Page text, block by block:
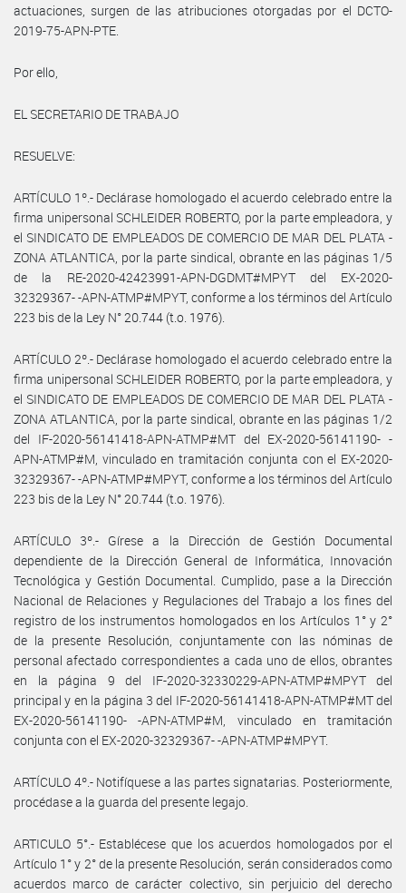
actuaciones, surgen de las atribuciones otorgadas por el DCTO-
2019-75-APN-PTE.
Por ello,
EL SECRETARIO DE TRABAJO
RESUELVE:
ARTÍCULO 1º.- Declárase homologado el acuerdo celebrado entre la
firma unipersonal SCHLEIDER ROBERTO, por la parte empleadora, y
el SINDICATO DE EMPLEADOS DE COMERCIO DE MAR DEL PLATA -
ZONA ATLANTICA, por la parte sindical, obrante en las páginas 1/5
de la RE-2020-42423991-APN-DGDMT#MPYT del EX-2020-
32329367- -APN-ATMP#MPYT, conforme a los términos del Artículo
223 bis de la Ley N° 20.744 (t.o. 1976).
ARTÍCULO 2º.- Declárase homologado el acuerdo celebrado entre la
firma unipersonal SCHLEIDER ROBERTO, por la parte empleadora, y
el SINDICATO DE EMPLEADOS DE COMERCIO DE MAR DEL PLATA -
ZONA ATLANTICA, por la parte sindical, obrante en las páginas 1/2
del IF-2020-56141418-APN-ATMP#MT del EX-2020-56141190- -
APN-ATMP#M, vinculado en tramitación conjunta con el EX-2020-
32329367- -APN-ATMP#MPYT, conforme a los términos del Artículo
223 bis de la Ley N° 20.744 (t.o. 1976).
ARTÍCULO 3º.- Gírese a la Dirección de Gestión Documental
dependiente de la Dirección General de Informática, Innovación
Tecnológica y Gestión Documental. Cumplido, pase a la Dirección
Nacional de Relaciones y Regulaciones del Trabajo a los fines del
registro de los instrumentos homologados en los Artículos 1° y 2°
de la presente Resolución, conjuntamente con las nóminas de
personal afectado correspondientes a cada uno de ellos, obrantes
en la página 9 del IF-2020-32330229-APN-ATMP#MPYT del
principal y en la página 3 del IF-2020-56141418-APN-ATMP#MT del
EX-2020-56141190- -APN-ATMP#M, vinculado en tramitación
conjunta con el EX-2020-32329367- -APN-ATMP#MPYT.
ARTÍCULO 4º.- Notifíquese a las partes signatarias. Posteriormente,
procédase a la guarda del presente legajo.
ARTICULO 5°.- Establécese que los acuerdos homologados por el
Artículo 1° y 2° de la presente Resolución, serán considerados como
acuerdos marco de carácter colectivo, sin perjuicio del derecho